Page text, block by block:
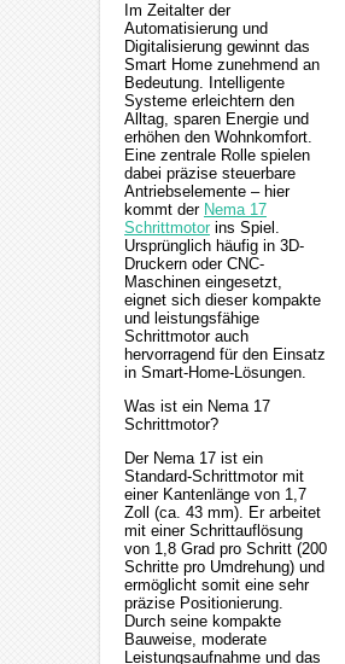
Im Zeitalter der
Automatisierung und
Digitalisierung gewinnt das
Smart Home zunehmend an
Bedeutung. Intelligente
Systeme erleichtern den
Alltag, sparen Energie und
erhöhen den Wohnkomfort.
Eine zentrale Rolle spielen
dabei präzise steuerbare
Antriebselemente – hier
kommt der Nema 17
Schrittmotor ins Spiel.
Ursprünglich häufig in 3D-
Druckern oder CNC-
Maschinen eingesetzt,
eignet sich dieser kompakte
und leistungsfähige
Schrittmotor auch
hervorragend für den Einsatz
in Smart-Home-Lösungen.
Was ist ein Nema 17
Schrittmotor?
Der Nema 17 ist ein
Standard-Schrittmotor mit
einer Kantenlänge von 1,7
Zoll (ca. 43 mm). Er arbeitet
mit einer Schrittauflösung
von 1,8 Grad pro Schritt (200
Schritte pro Umdrehung) und
ermöglicht somit eine sehr
präzise Positionierung.
Durch seine kompakte
Bauweise, moderate
Leistungsaufnahme und das